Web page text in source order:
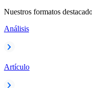
Nuestros formatos
Análisis
Artículo